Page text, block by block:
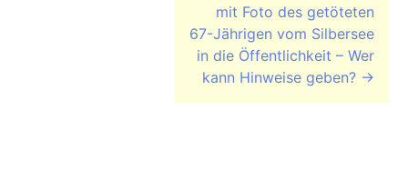
mit Foto des getöteten
67-Jährigen vom Silbersee
in die Öffentlichkeit – Wer
kann Hinweise geben? →